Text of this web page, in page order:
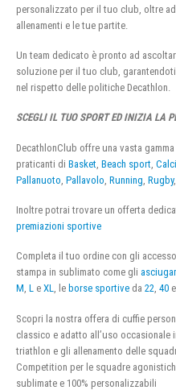
personalizzato per il tuo club, oltre
allenamenti e le tue partite.
Un team dedicato è pronto ad
soluzione per il tuo club,
nel rispetto delle politiche Decathlon.
SCEGLI IL TUO SPORT ED INIZIA LA
DecathlonClub offre una vasta
praticanti di Basket Beach sport
Pallanuoto Pallavolo Running Rugby,
Inoltre potrai trovare un offerta
premiazioni sportive
Completa il tuo ordine con gli
stampa in sublimato come gli
M, L e XL, le borse sportive da 22, 40 e
Scopri la nostra offera di cuffie
classico e adatto all’uso
triathlon e gli allenamento delle
Competition per le squadre
sublimate e 100% personalizzabili